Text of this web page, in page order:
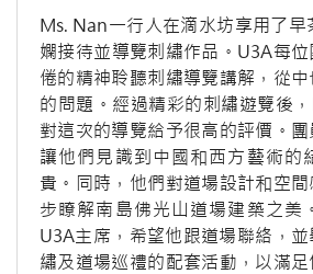
Ms. Nan一行人在滴水坊享用了早
嫻接待並導覽刺繡作品。U3A每
倦的精神聆聽刺繡導覽講解，從
的問題。經過精彩的刺繡遊覽後
對這次的導覽給予很高的評價。
讓他們見識到中國和西方藝術的
貴。同時，他們對道場設計和空
步瞭解南島佛光山道場建築之美
U3A主席，希望他跟道場聯絡，並
繡及道場巡禮的配套活動，以滿